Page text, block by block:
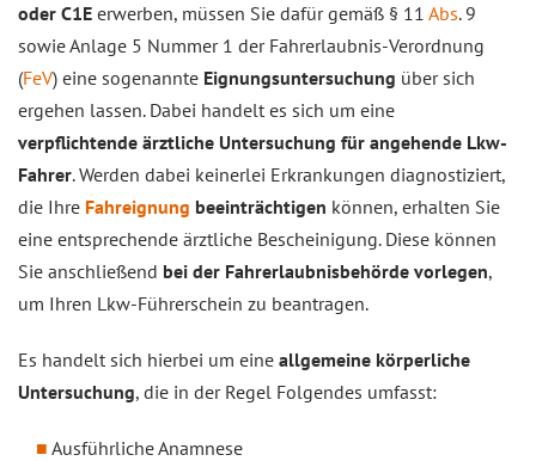
oder C1E erwerben, müssen Sie dafür gemäß § 11 Abs. 9
sowie Anlage 5 Nummer 1 der Fahrerlaubnis-Verordnung
(FeV) eine sogenannte Eignungsuntersuchung über sich
ergehen lassen. Dabei handelt es sich um eine
verpflichtende ärztliche Untersuchung für angehende Lkw-
Fahrer. Werden dabei keinerlei Erkrankungen diagnostiziert,
die Ihre Fahreignung beeinträchtigen können, erhalten Sie
eine entsprechende ärztliche Bescheinigung. Diese können
Sie anschließend bei der Fahrerlaubnisbehörde vorlegen,
um Ihren Lkw-Führerschein zu beantragen.
Es handelt sich hierbei um eine allgemeine körperliche
Untersuchung, die in der Regel Folgendes umfasst:
Ausführliche Anamnese